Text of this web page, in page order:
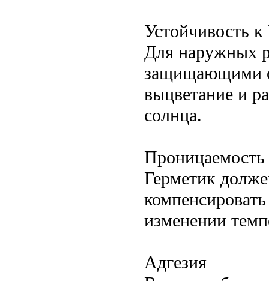
Устойчивость
Для наружных
защищающими
выцветание и
солнца.
Проницаемость
Герметик
изменении
Адгезия